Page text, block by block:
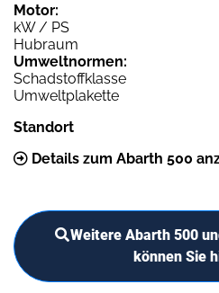
Motor:
kW / PS
Hubraum
Umweltnormen:
Schadstoffklasse
Umweltplakette
Standort
Details zum Abarth 500
Weitere Abarth 500
können Sie